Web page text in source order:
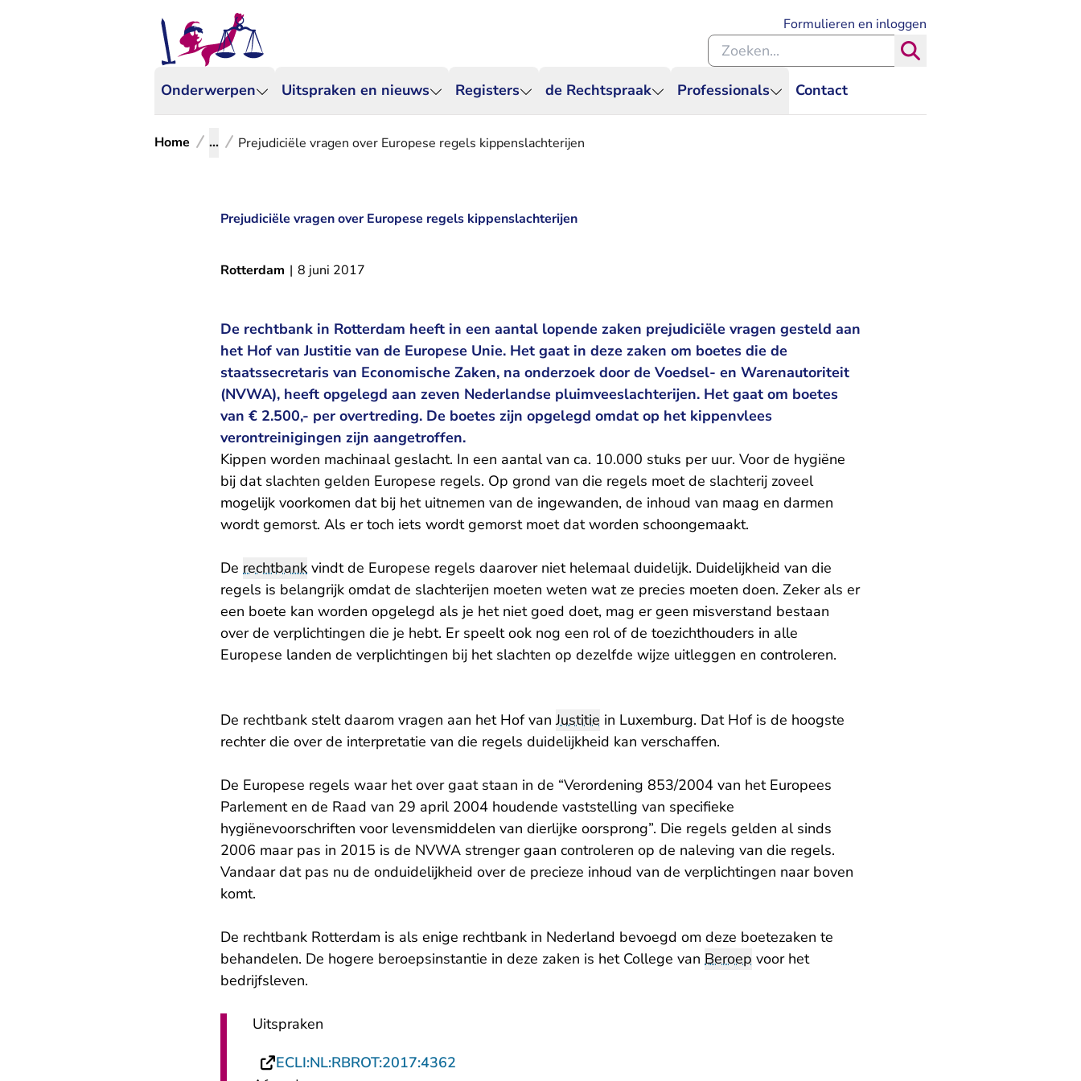
Onderwerpen Uitspraken en nieuws Registers de Rechtspraak Professionals Contact
Formulieren en inloggen
Zoeken binnen de Rechtspraak
Home ... Prejudiciële vragen over Europese regels kippenslachterijen
Prejudiciële vragen over Europese regels kippenslachterijen
Rotterdam | 8 juni 2017
De rechtbank in Rotterdam heeft in een aantal lopende zaken prejudiciële vragen gesteld aan
het Hof van Justitie van de Europese Unie. Het gaat in deze zaken om boetes die de
staatssecretaris van Economische Zaken, na onderzoek door de Voedsel- en Warenautoriteit
(NVWA), heeft opgelegd aan zeven Nederlandse pluimveeslachterijen. Het gaat om boetes
van € 2.500,- per overtreding. De boetes zijn opgelegd omdat op het kippenvlees
verontreinigingen zijn aangetroffen.
Kippen worden machinaal geslacht. In een aantal van ca. 10.000 stuks per uur. Voor de hygiëne
bij dat slachten gelden Europese regels. Op grond van die regels moet de slachterij zoveel
mogelijk voorkomen dat bij het uitnemen van de ingewanden, de inhoud van maag en darmen
wordt gemorst. Als er toch iets wordt gemorst moet dat worden schoongemaakt.
De rechtbank vindt de Europese regels daarover niet helemaal duidelijk. Duidelijkheid van die
regels is belangrijk omdat de slachterijen moeten weten wat ze precies moeten doen. Zeker als er
een boete kan worden opgelegd als je het niet goed doet, mag er geen misverstand bestaan
over de verplichtingen die je hebt. Er speelt ook nog een rol of de toezichthouders in alle
Europese landen de verplichtingen bij het slachten op dezelfde wijze uitleggen en controleren.
De rechtbank stelt daarom vragen aan het Hof vanJustitie in Luxemburg. Dat Hof is de hoogste
rechter die over de interpretatie van die regels duidelijkheid kan verschaffen.
De Europese regels waar het over gaat staan in de “Verordening 853/2004 van het Europees
Parlement en de Raad van 29 april 2004 houdende vaststelling van specifieke
hygiënevoorschriften voor levensmiddelen van dierlijke oorsprong”. Die regels gelden al sinds
2006 maar pas in 2015 is de NVWA strenger gaan controleren op de naleving van die regels.
Vandaar dat pas nu de onduidelijkheid over de precieze inhoud van de verplichtingen naar boven
komt.
De rechtbank Rotterdam is als enige rechtbank in Nederland bevoegd om deze boetezaken te
behandelen. De hogere beroepsinstantie in deze zaken is het College van Beroep voor het
bedrijfsleven.
Uitspraken
ECLI:NL:RBROT:2017:4362